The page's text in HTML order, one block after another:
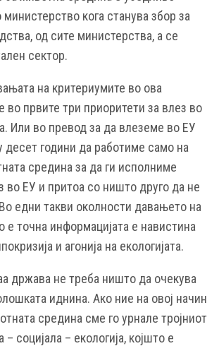
кога станува збор за
од сите министерства, а се
сектор.
на критериумите во ова
во првите три приоритети за влез во
Или во превод за да влеземе во ЕУ
десет години да работиме само на
средина за да ги исполниме
во ЕУ и притоа со ништо друго да не
едни такви околности давањето на
е точна информацијата е навистина
и агонија на екологијата.
држава не треба ништо да очекува
иднина. Ако ние на овој начин
средина сме го урнале тројниот
– социјала – екологија, којшто е